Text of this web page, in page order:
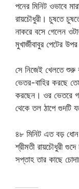
পনের মিনিট ওভাবে
রায়চৌধুরী। চুষতে
নাকরে বসে গেলেন
মুখার্জীবাবুর পেটের
সে নিজেই খেলতে শুরু
ভেতর-বাহির করছে
করছেন। ওর ভেতরে
থেকে তল ঠাপে গুদটি
৪৮ মিনিট এত বড় ধোন
শ্রীমতী রায়চৌধুরী
সপ্তাহ তার কাছে